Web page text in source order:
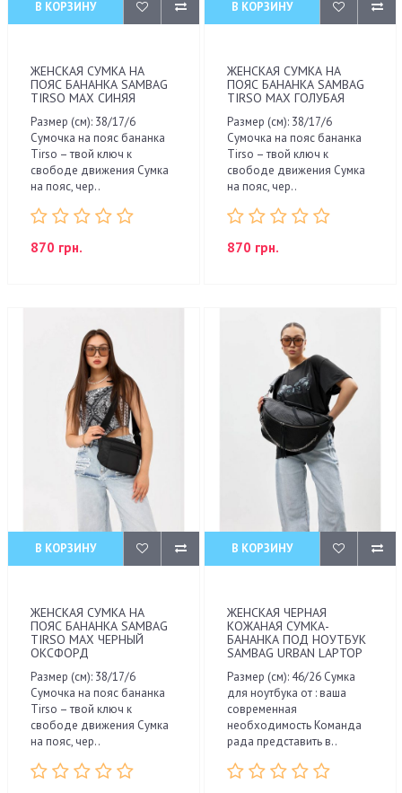
В КОРЗИНУ
ЖЕНСКАЯ СУМКА НА
ПОЯС БАНАНКА SAMBAG
TIRSO MAX СИНЯЯ
Размер (см): 38/17/6
Сумочка на пояс бананка
Tirso – твой ключ к
свободе движения Сумка
на пояс, чер..
870 грн.
В КОРЗИНУ
ЖЕНСКАЯ СУМКА НА
ПОЯС БАНАНКА SAMBAG
TIRSO MAX ГОЛУБАЯ
Размер (см): 38/17/6
Сумочка на пояс бананка
Tirso – твой ключ к
свободе движения Сумка
на пояс, чер..
870 грн.
В КОРЗИНУ
ЖЕНСКАЯ СУМКА НА
ПОЯС БАНАНКА SAMBAG
TIRSO MAX ЧЕРНЫЙ
ОКСФОРД
Размер (см): 38/17/6
Сумочка на пояс бананка
Tirso – твой ключ к
свободе движения Сумка
на пояс, чер..
В КОРЗИНУ
ЖЕНСКАЯ ЧЕРНАЯ
КОЖАНАЯ СУМКА-
БАНАНКА ПОД НОУТБУК
SAMBAG URBAN LAPTOP
Размер (см): 46/26 Сумка
для ноутбука от : ваша
современная
необходимость Команда
рада представить в..